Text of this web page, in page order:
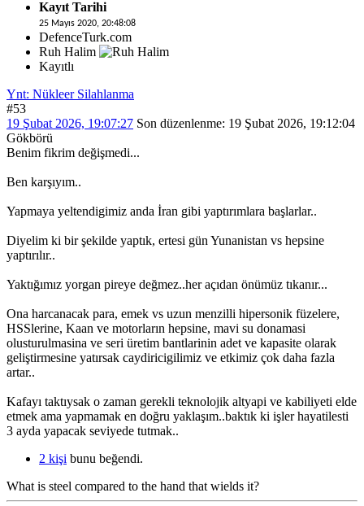
Kayıt Tarihi
25 Mayıs 2020, 20:48:08
DefenceTurk.com
Ruh Halim
Kayıtlı
Ynt: Nükleer Silahlanma
#53
19 Şubat 2026, 19:07:27 Son düzenlenme: 19 Şubat 2026, 19:12:04
Gökbörü
Benim fikrim değişmedi...
Ben karşıyım..
Yapmaya yeltendigimiz anda İran gibi yaptırımlara başlarlar..
Diyelim ki bir şekilde yaptık, ertesi gün Yunanistan vs hepsine
yaptırılır..
Yaktığımız yorgan pireye değmez..her açıdan önümüz tıkanır...
Ona harcanacak para, emek vs uzun menzilli hipersonik füzelere,
HSSlerine, Kaan ve motorların hepsine, mavi su donamasi
olusturulmasina ve seri üretim bantlarinin adet ve kapasite olarak
geliştirmesine yatırsak caydiricigilimiz ve etkimiz çok daha fazla
artar..
Kafayı taktıysak o zaman gerekli teknolojik altyapi ve kabiliyeti elde
etmek ama yapmamak en doğru yaklaşım..baktık ki işler hayatilesti
3 ayda yapacak seviyede tutmak..
2 kişi bunu beğendi.
What is steel compared to the hand that wields it?